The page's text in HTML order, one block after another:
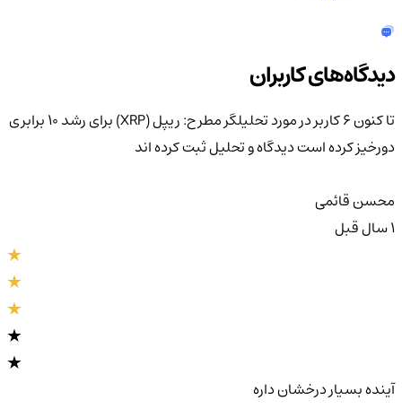
دیدگاه‌های کاربران
تا کنون 6 کاربر در مورد
تحلیلگر مطرح: ریپل (XRP) برای رشد ۱۰ برابری
دورخیز کرده استدیدگاه و تحلیل ثبت کرده اند
محسن قائمی
آینده بسیار درخشان داره